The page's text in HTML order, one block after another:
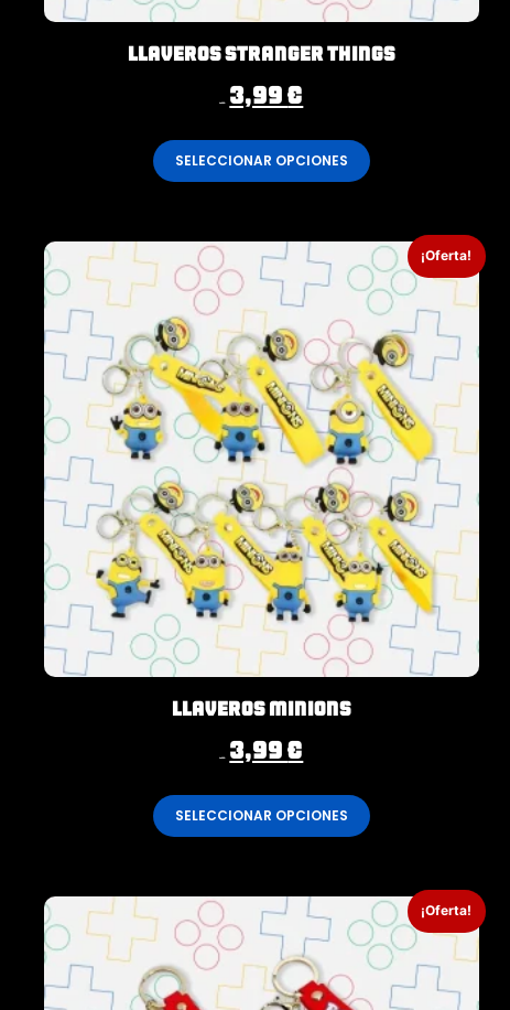
Llaveros Stranger Things
4,99€ 3,99€
SELECCIONAR OPCIONES
¡Oferta!
Llaveros Minions
4,99€ 3,99€
SELECCIONAR OPCIONES
¡Oferta!